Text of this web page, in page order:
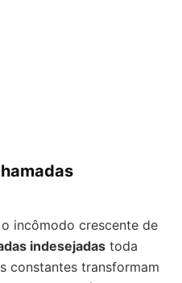
incômodo crescente de
indesejadas toda
constantes transformam